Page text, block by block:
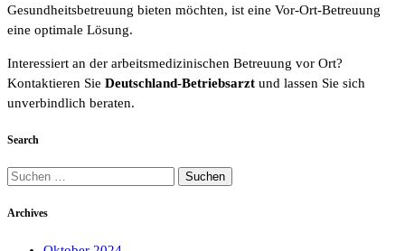
Gesundheitsbetreuung bieten möchten, ist eine Vor-Ort-Betreuung
eine optimale Lösung.
Interessiert an der arbeitsmedizinischen Betreuung vor Ort?
Kontaktieren Sie Deutschland-Betriebsarzt und lassen Sie sich
unverbindlich beraten.
Search
Suchen
Archives